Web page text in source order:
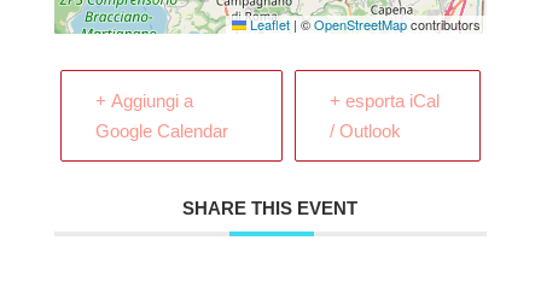
Leaflet | ©OpenStreetMapcontributors
+ Aggiungi a
Google Calendar
+ esporta iCal
/ Outlook
SHARE THIS EVENT